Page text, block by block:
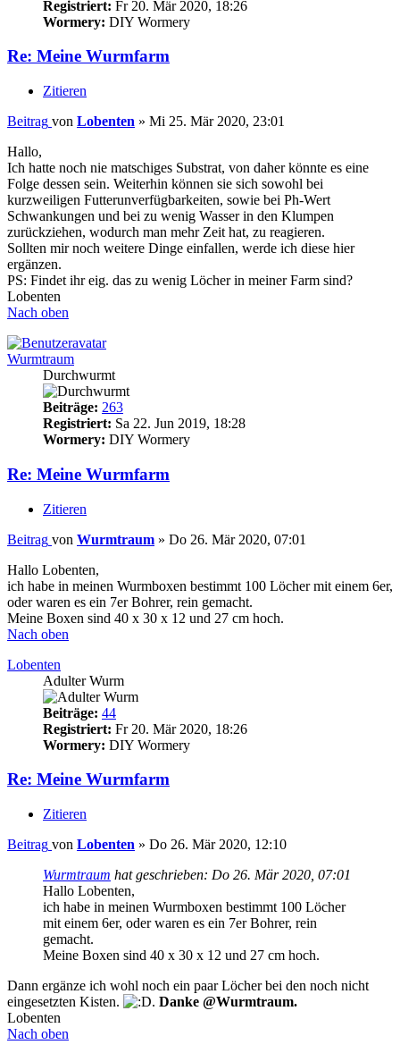
Registriert: Fr 20. Mär 2020, 18:26
Wormery: DIY Wormery
Re: Meine Wurmfarm
Zitieren
Beitrag von Lobenten » Mi 25. Mär 2020, 23:01
Hallo,
Ich hatte noch nie matschiges Substrat, von daher könnte es eine
Folge dessen sein. Weiterhin können sie sich sowohl bei
kurzweiligen Futterunverfügbarkeiten, sowie bei Ph-Wert
Schwankungen und bei zu wenig Wasser in den Klumpen
zurückziehen, wodurch man mehr Zeit hat, zu reagieren.
Sollten mir noch weitere Dinge einfallen, werde ich diese hier
ergänzen.
PS: Findet ihr eig. das zu wenig Löcher in meiner Farm sind?
Lobenten
Nach oben
Wurmtraum
Durchwurmt
Beiträge: 263
Registriert: Sa 22. Jun 2019, 18:28
Wormery: DIY Wormery
Re: Meine Wurmfarm
Zitieren
Beitrag von Wurmtraum » Do 26. Mär 2020, 07:01
Hallo Lobenten,
ich habe in meinen Wurmboxen bestimmt 100 Löcher mit einem 6er,
oder waren es ein 7er Bohrer, rein gemacht.
Meine Boxen sind 40 x 30 x 12 und 27 cm hoch.
Nach oben
Lobenten
Adulter Wurm
Beiträge: 44
Registriert: Fr 20. Mär 2020, 18:26
Wormery: DIY Wormery
Re: Meine Wurmfarm
Zitieren
Beitrag von Lobenten » Do 26. Mär 2020, 12:10
Wurmtraum hat geschrieben: Do 26. Mär 2020, 07:01
Hallo Lobenten,
ich habe in meinen Wurmboxen bestimmt 100 Löcher
mit einem 6er, oder waren es ein 7er Bohrer, rein
gemacht.
Meine Boxen sind 40 x 30 x 12 und 27 cm hoch.
Dann ergänze ich wohl noch ein paar Löcher bei den noch nicht
eingesetzten Kisten.
. Danke @Wurmtraum.
Lobenten
Nach oben